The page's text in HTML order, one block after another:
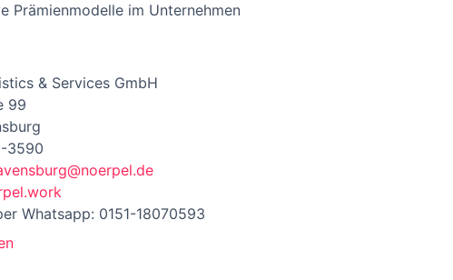
Prämienmodelle im Unternehmen
& Services GmbH
99
3590
Whatsapp: 0151-18070593